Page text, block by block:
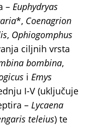
–Euphydryas
*, Coenagrion
, Ophiogomphus
ciljnih vrsta
bombina,
iEmys
I-V (uključuje
–Lycaena
teleius) te